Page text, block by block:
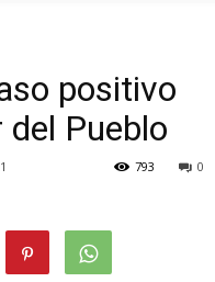
positivo
Pueblo
0
793